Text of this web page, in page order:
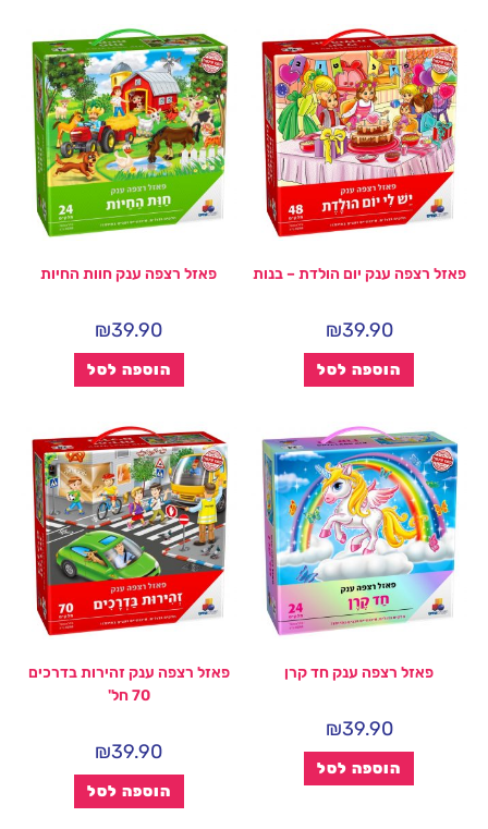
פאזל רצפה ענק יום הולדת – בנות
₪39.90
הוספה לסל
פאזל רצפה ענק חוות החיות
₪39.90
הוספה לסל
פאזל רצפה ענק חד קרן
₪39.90
הוספה לסל
פאזל רצפה ענק זהירות בדרכים
70 חל'
₪39.90
הוספה לסל